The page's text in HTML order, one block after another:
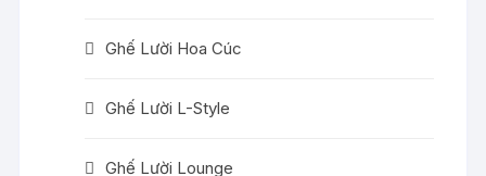
Ghế Lười Hoa Cúc
Ghế Lười L-Style
Ghế Lười Lounge